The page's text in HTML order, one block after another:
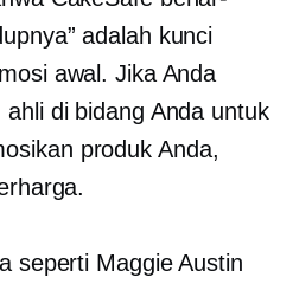
adalah kunci
awal. Jika Anda
di bidang Anda untuk
produk Anda,
seperti Maggie Austin